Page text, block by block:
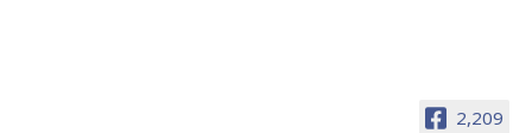
2,209